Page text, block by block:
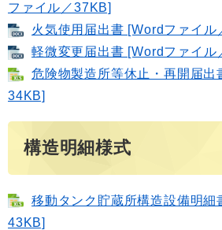
ファイル／37KB]
火気使用届出書 [Wordファイル
軽微変更届出書 [Wordファイル
危険物製造所等休止・再開届出
34KB]
構造明細様式
移動タンク貯蔵所構造設備明細
43KB]